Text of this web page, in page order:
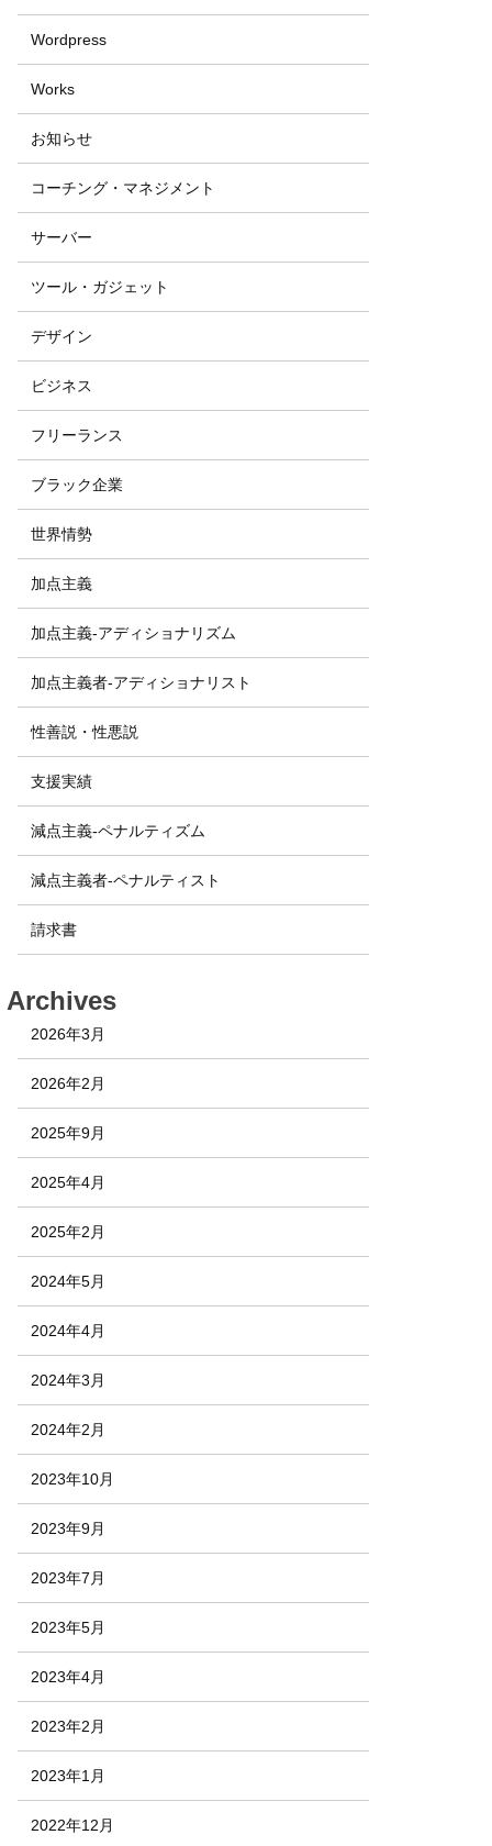
Wordpress
Works
お知らせ
コーチング・マネジメント
サーバー
ツール・ガジェット
デザイン
ビジネス
フリーランス
ブラック企業
世界情勢
加点主義
加点主義-アディショナリズム
加点主義者-アディショナリスト
性善説・性悪説
支援実績
減点主義-ペナルティズム
減点主義者-ペナルティスト
請求書
Archives
2026年3月
2026年2月
2025年9月
2025年4月
2025年2月
2024年5月
2024年4月
2024年3月
2024年2月
2023年10月
2023年9月
2023年7月
2023年5月
2023年4月
2023年2月
2023年1月
2022年12月